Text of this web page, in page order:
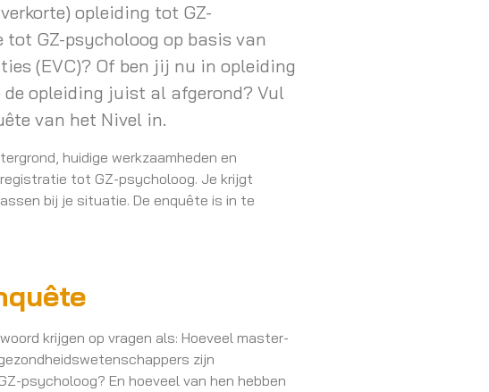
opleiding tot GZ-
GZ-psycholoog op basis van
(EVC)? Of ben jij nu in opleiding
opleiding juist al afgerond? Vul
van het Nivel in.
huidige werkzaamheden en
tot GZ-psycholoog. Je krijgt
bij je situatie. De enquête is in te
krijgen op vragen als: Hoeveel master-
zijn
psycholoog? En hoeveel van hen hebben